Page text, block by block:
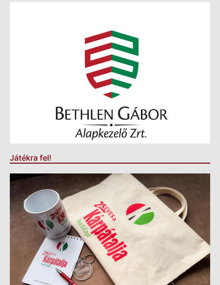
Játékra fel!